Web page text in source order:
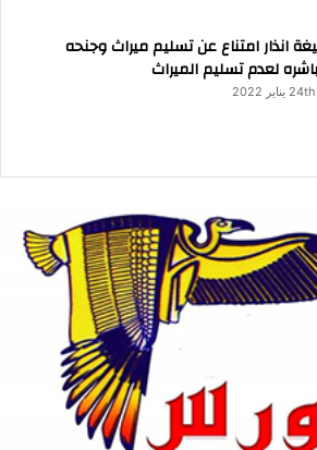
انذار امتناع عن تسليم ميراث وجنحه
لعدم تسليم الميراث
24th يناير 2022